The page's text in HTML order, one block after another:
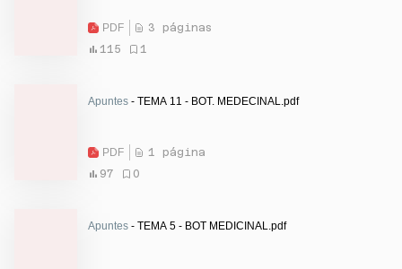
PDF
3 páginas
115
1
Apuntes - TEMA 11 - BOT. MEDECINAL.pdf
PDF
1 página
97
0
Apuntes - TEMA 5 - BOT MEDICINAL.pdf